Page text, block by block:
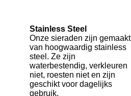
Stainless Steel
Onze sieraden zijn gemaakt
van hoogwaardig stainless
steel. Ze zijn
waterbestendig, verkleuren
niet, roesten niet en zijn
geschikt voor dagelijks
gebruik.